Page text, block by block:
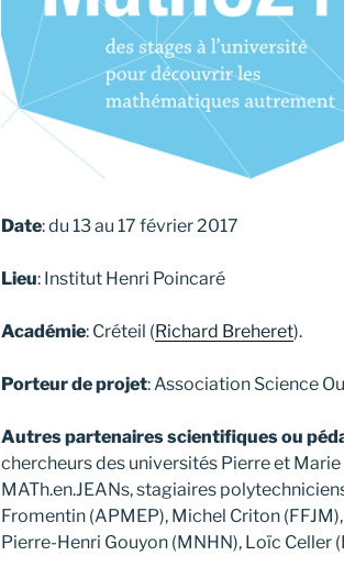
Date: du 13 au 17 février 2017
Lieu: Institut Henri Poincaré
Académie: Créteil (Richard Breheret).
Porteur de projet: Association Science
Autres partenaires scientifiques ou
chercheurs des universités Pierre et
MATh.en.JEANs, stagiaires
Fromentin (APMEP), Michel Criton
Pierre-Henri Gouyon (MNHN), Loïc Celler